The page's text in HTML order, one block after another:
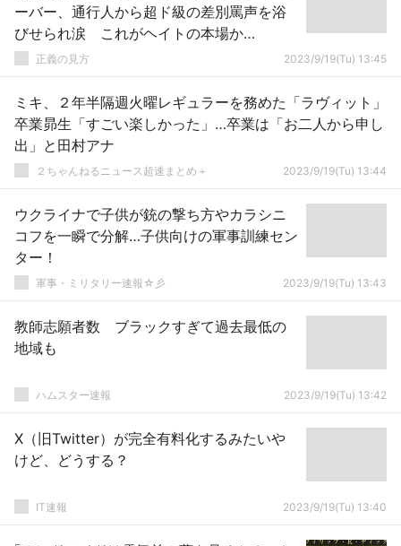
ーバー、通行人から超ド級の差別罵声を浴
びせられ涙 これがヘイトの本場か…
正義の見方 2023/9/19(Tu) 13:45
ミキ、２年半隔週火曜レギュラーを務めた「ラヴィット」
卒業昴生「すごい楽しかった」…卒業は「お二人から申し
出」と田村アナ
２ちゃんねるニュース超速まとめ＋ 2023/9/19(Tu) 13:44
ウクライナで子供が銃の撃ち方やカラシニ
コフを一瞬で分解…子供向けの軍事訓練セン
ター！
軍事・ミリタリー速報☆彡 2023/9/19(Tu) 13:43
教師志願者数 ブラックすぎて過去最低の
地域も
ハムスター速報 2023/9/19(Tu) 13:42
X（旧Twitter）が完全有料化するみたいや
けど、どうする？
IT速報 2023/9/19(Tu) 13:40